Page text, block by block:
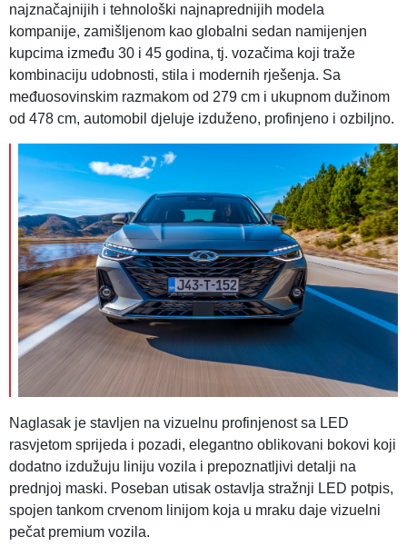
najznačajnijih i tehnološki najnaprednijih modela
kompanije, zamišljenom kao globalni sedan namijenjen
kupcima između 30 i 45 godina, tj. vozačima koji traže
kombinaciju udobnosti, stila i modernih rješenja. Sa
međuosovinskim razmakom od 279 cm i ukupnom dužinom
od 478 cm, automobil djeluje izduženo, profinjeno i ozbiljno.
Naglasak je stavljen na vizuelnu profinjenost sa LED
rasvjetom sprijeda i pozadi, elegantno oblikovani bokovi koji
dodatno izdužuju liniju vozila i prepoznatljivi detalji na
prednjoj maski. Poseban utisak ostavlja stražnji LED potpis,
spojen tankom crvenom linijom koja u mraku daje vizuelni
pečat premium vozila.